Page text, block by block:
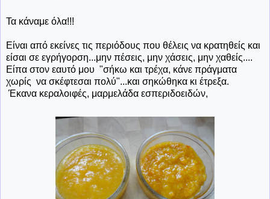
Τα κάναμε όλα!!!
Είναι από εκείνες τις περιόδους που θέλεις να κρατηθείς και
είσαι σε εγρήγορση...μην πέσεις, μην χάσεις, μην χαθείς....
Είπα στον εαυτό μου "σήκω και τρέχα, κάνε πράγματα
χωρίς να σκέφτεσαι πολύ"...και σηκώθηκα κι έτρεξα.
Έκανα κεραλοιφές, μαρμελάδα εσπεριδοειδών,